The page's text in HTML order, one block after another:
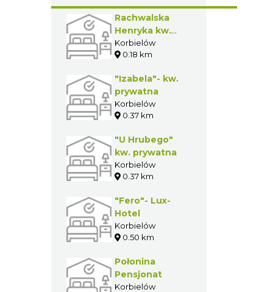
Rachwalska
Henryka kw.
prywatna
Korbielów
0.18 km
"Izabela"- kw.
prywatna
Korbielów
0.37 km
"U Hrubego"
kw. prywatna
Korbielów
0.37 km
"Fero"- Lux-
Hotel
Korbielów
0.50 km
Połonina
Pensjonat
Korbielów